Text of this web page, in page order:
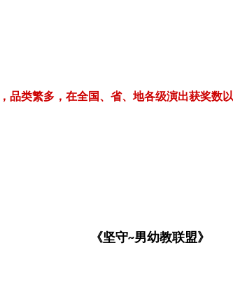
类繁多，在全国、省、地各级演出获奖数
《坚守~男幼教联盟》